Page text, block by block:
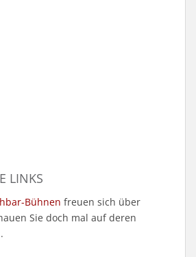
LINKS
Bühnen freuen sich über
Sie doch mal auf deren